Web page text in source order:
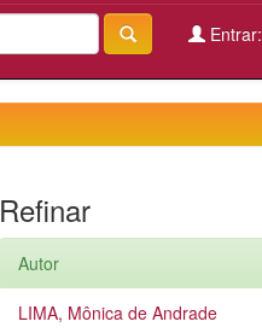
Entrar:
Refinar
Autor
LIMA, Mônica de Andrade